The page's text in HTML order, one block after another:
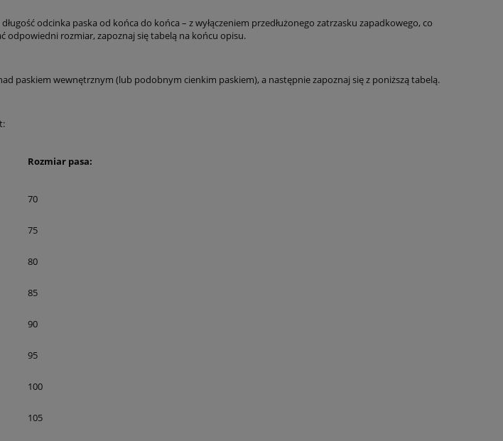
odcinka paska od końca do końca – z wyłączeniem przedłużonego zatrzasku zapadkowego, co
odpowiedni rozmiar, zapoznaj się tabelą na końcu opisu.
paskiem wewnętrznym (lub podobnym cienkim paskiem), a następnie zapoznaj się z poniższą tabelą.
Rozmiar pasa:
70
75
80
85
90
95
100
105